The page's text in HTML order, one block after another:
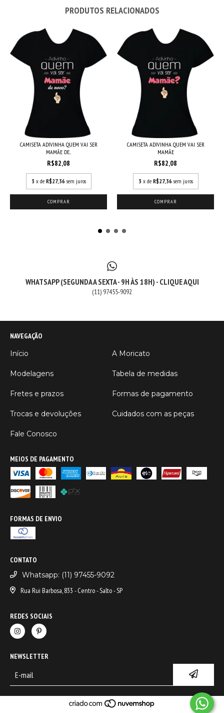
PRODUTOS RELACIONADOS
CAMISETA ADIVINHA QUEM VAI SER
MAMÃE DE...
R$82,08
3 x de R$27,36 sem juros
COMPRAR
CAMISETA ADIVINHA QUEM VAI SER
MAMÃE
R$82,08
3 x de R$27,36 sem juros
COMPRAR
WHATSAPP (SEGUNDA A SEXTA - 9H ÀS 18H) - CLIQUE AQUI
(11) 97455-9092
NAVEGAÇÃO
Início
A Moricato
Modelagens Tabela de medidas
Fretes e prazos Formas de pagamento
Trocas e devoluções Cuidados com as peças
Fale Conosco
MEIOS DE PAGAMENTO
FORMAS DE ENVIO
CONTATO
Whatsapp: (11) 97455-9092
Rua Rui Barbosa, 833 - Centro - Salto - SP
REDES SOCIAIS
NEWSLETTER